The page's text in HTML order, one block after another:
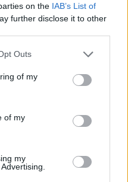
on the IAB’s List of
further disclose it to other
Outs
of my
of my
my
από